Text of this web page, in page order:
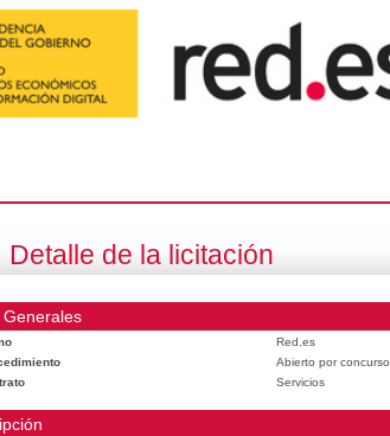
Detalle de la licitación
Generales
Red.es
Abierto por concurso
Servicios